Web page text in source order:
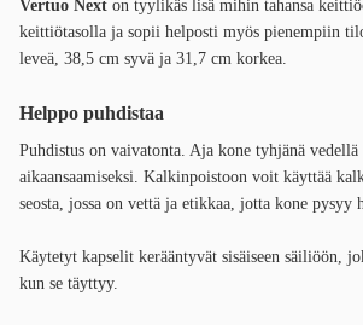
Vertuo Next on tyylikäs lisä mihin tahansa
keittiötasolla ja sopii helposti myös pienempiin
leveä, 38,5 cm syvä ja 31,7 cm korkea.
Helppo puhdistaa
Puhdistus on vaivatonta. Aja kone tyhjänä vedellä
aikaansaamiseksi. Kalkinpoistoon voit käyttää
seosta, jossa on vettä ja etikkaa, jotta kone pysyy
Käytetyt kapselit kerääntyvät sisäiseen säiliöön,
kun se täyttyy.